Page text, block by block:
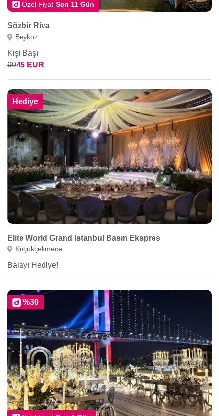
Özel Fiyat Son 11 Gün
Sözbir Riva
Beykoz
Kişi Başı
9045 EUR
Hediye
Elite World Grand İstanbul Basın Ekspres
Küçükçekmece
Balayı Hediye!
%30